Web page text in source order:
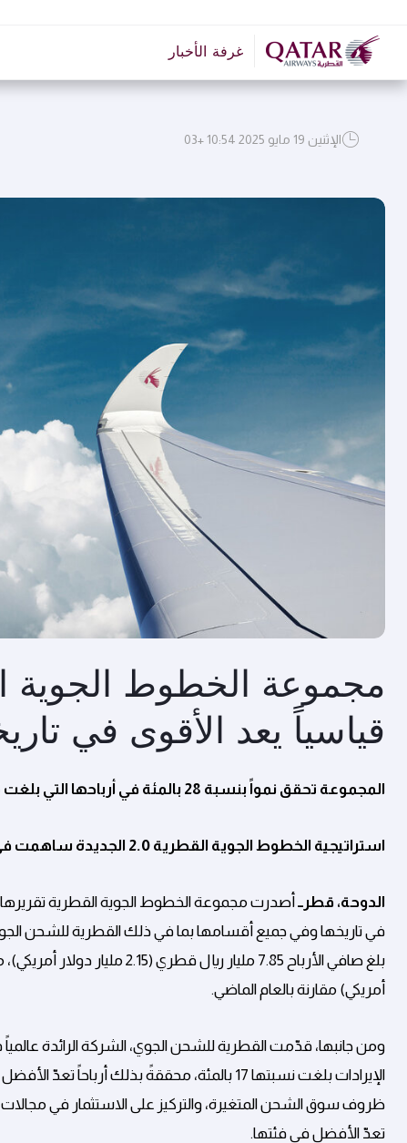
غرفة الأخبار
الإثنين 19 مايو 2025 10:54 +03
مجموعة الخطوط الجوية
قياسياً يعد الأقوى في
المجموعة تحقق نمواً بنسبة 28 بالمئة في أرباحها التي بلغت 7.8
استراتيجية الخطوط الجوية القطرية 2.0 الجديدة ساهمت في تحقيق المجموعة لنتائج قياسية
الدوحة، قطرــ
في تاريخها وفي جميع أقسامها بما في ذلك القطرية للشحن
أمريكي) مقارنة بالعام الماضي.
ومن جانبها، قدّمت القطرية للشحن الجوي، الشركة الرائدة
ظروف سوق الشحن المتغيرة، والتركيز على الاستثمار في مجالات
تعدّ الأفضل في فئتها.